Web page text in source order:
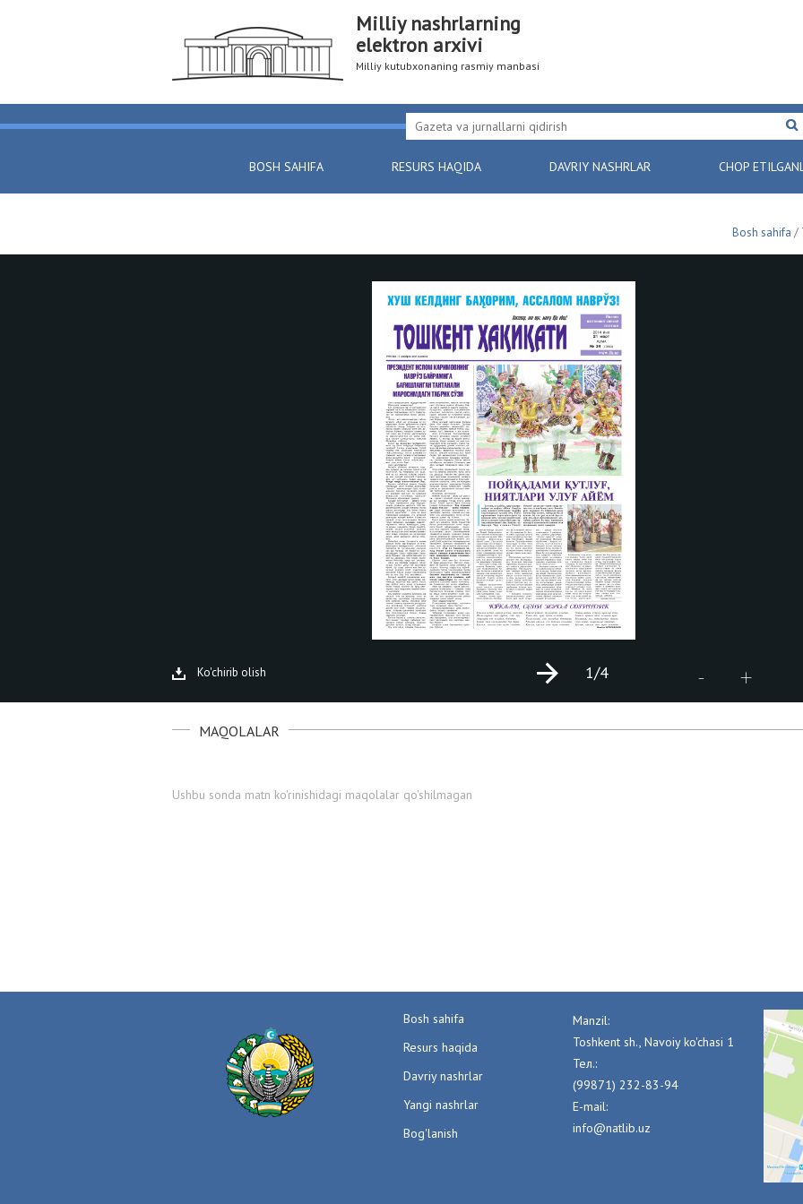
Milliy nashrlarning
elektron arxivi
Milliy kutubxonaning rasmiy manbasi
BOSH SAHIFA RESURS HAQIDA DAVRIY NASHRLAR CHOP
Bosh sahifa /
Ko'chirib olish - +
1/4
MAQOLALAR
Ushbu sonda matn ko'rinishidagi maqolalar qo'shilmagan
Bosh sahifa
Resurs haqida
Davriy nashrlar
Yangi nashrlar
Bog'lanish
Manzil:
Toshkent sh., Navoiy ko'chasi 1
Тел.:
(99871) 232-83-94
E-mail:
info@natlib.uz